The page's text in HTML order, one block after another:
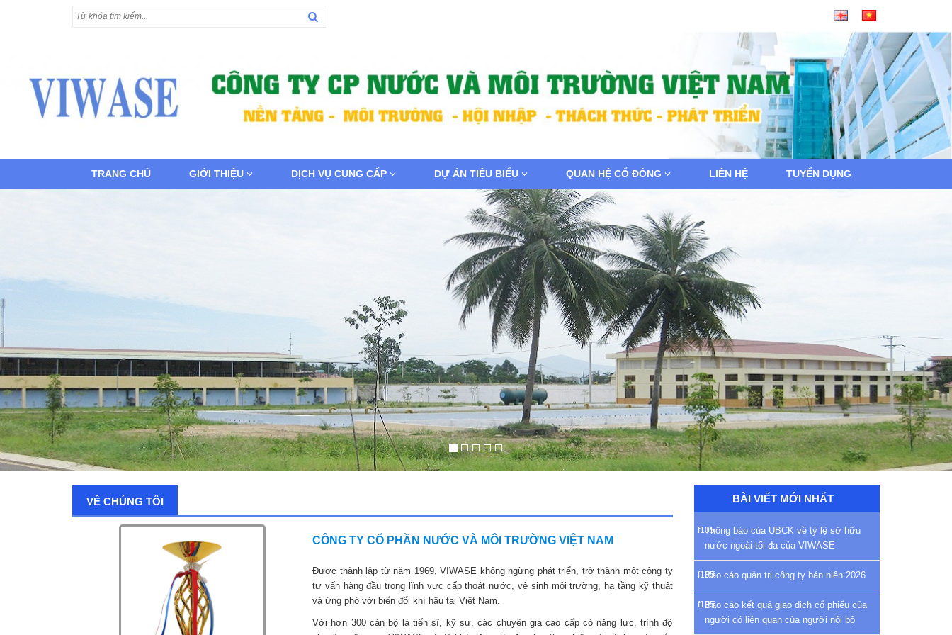
TRANG CHỦ GIỚI THIỆU DỊCH VỤ CUNG CẤP DỰ ÁN TIÊU BIỂU QUAN HỆ CỔ ĐÔNG LIÊN HỆ TUYỂN DỤNG
VỀ CHÚNG TÔI
CÔNG TY CỔ PHẦN NƯỚC VÀ MÔI TRƯỜNG VIỆT NAM
Được thành lập từ năm 1969, VIWASE không ngừng phát triển, trở thành một công ty
tư vấn hàng đầu trong lĩnh vực cấp thoát nước, vệ sinh môi trường, hạ tầng kỹ thuật
và ứng phó với biến đổi khí hậu tại Việt Nam.
Với hơn 300 cán bộ là tiến sĩ, kỹ sư, các chuyên gia cao cấp có năng lực, trình độ
BÀI VIẾT MỚI NHẤT
Thông báo của UBCK về tỷ lệ sở hữu
nước ngoài tối đa của VIWASE
Báo cáo quản trị công ty bán niên 2026
Báo cáo kết quả giao dịch cổ phiếu của
người có liên quan của người nội bộ